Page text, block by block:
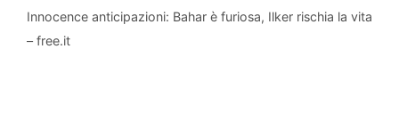
Innocence anticipazioni: Bahar è furiosa, Ilker rischia la vita
– free.it